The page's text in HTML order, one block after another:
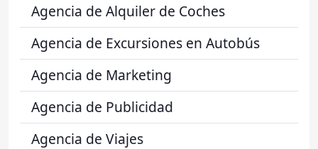
Agencia de Alquiler de Coches
Agencia de Excursiones en Autobús
Agencia de Marketing
Agencia de Publicidad
Agencia de Viajes